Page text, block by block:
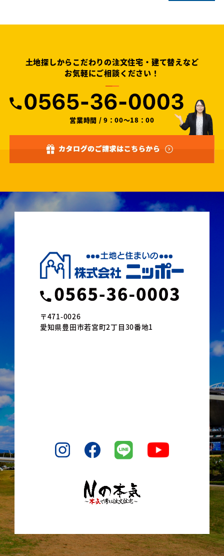
土地探しからこだわりの注文住宅・建て替えなど
お気軽にご相談ください！
営業時間 / 9：00～18：00
〒471-0026
愛知県豊田市若宮町2丁目30番地1